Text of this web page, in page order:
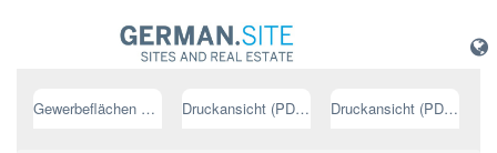
Gewerbeflächen NRW Druckansicht (PDF) // deutsch Druckansicht (PDF) // englisch